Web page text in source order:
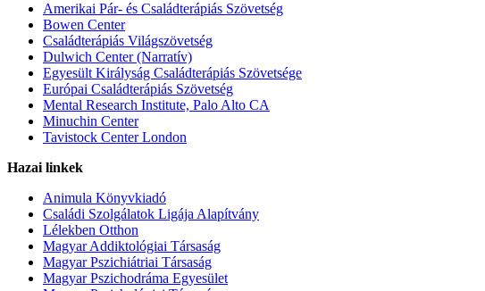
Amerikai Pár- és Családterápiás Szövetség
Bowen Center
Családterápiás Világszövetség
Dulwich Center (Narratív)
Egyesült Királyság Családterápiás Szövetsége
Európai Családterápiás Szövetség
Mental Research Institute, Palo Alto CA
Minuchin Center
Tavistock Center London
Hazai linkek
Animula Könyvkiadó
Családi Szolgálatok Ligája Alapítvány
Lélekben Otthon
Magyar Addiktológiai Társaság
Magyar Pszichiátriai Társaság
Magyar Pszichodráma Egyesület